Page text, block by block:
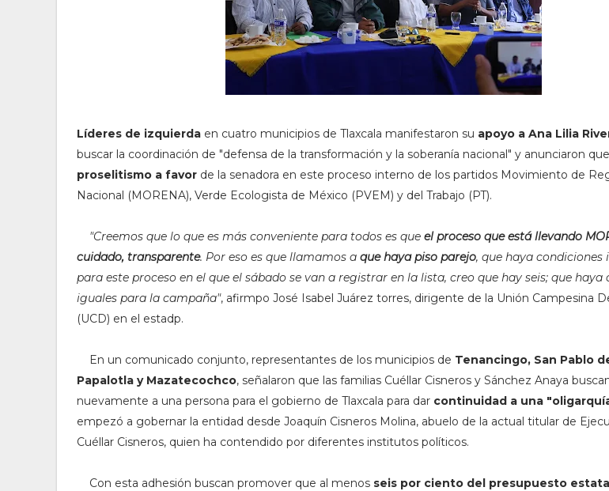
Líderes de izquierda en cuatro municipios de Tlaxcala manifestaron su apoyo a Ana Lilia
buscar la coordinación de "defensa de la transformación y la soberanía nacional" y anunciaron que
proselitismo a favor de la senadora en este proceso interno de los partidos Movimiento de
Nacional (MORENA), Verde Ecologista de México (PVEM) y del Trabajo (PT).
"Creemos que lo que es más conveniente para todos es que el proceso que está llevando
cuidado, transparente. Por eso es que llamamos a que haya piso parejo, que haya
para este proceso en el que el sábado se van a registrar en la lista, creo que hay seis; que haya
iguales para la campaña", afirmpo José Isabel Juárez torres, dirigente de la Unión Campesina
(UCD) en el estadp.
En un comunicado conjunto, representantes de los municipios de Tenancingo, San Pablo
Papalotla y Mazatecochco, señalaron que las familias Cuéllar Cisneros y Sánchez Anaya
nuevamente a una persona para el gobierno de Tlaxcala para dar continuidad a una
empezó a gobernar la entidad desde Joaquín Cisneros Molina, abuelo de la actual titular de
Cuéllar Cisneros, quien ha contendido por diferentes institutos políticos.
Con esta adhesión buscan promover que al menos seis por ciento del presupuesto